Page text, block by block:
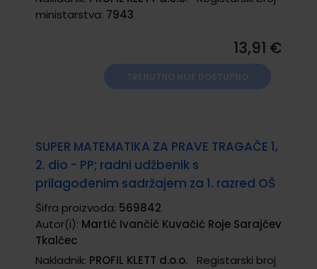
ministarstva: 7943
13,91 €
SUPER MATEMATIKA ZA PRAVE TRAGAČE 1,
2. dio - PP; radni udžbenik s
prilagođenim sadržajem za 1. razred OŠ
Šifra proizvoda: 569842
Autor(i): Martić Ivančić Kuvačić Roje Sarajčev
Tkalčec
Nakladnik: PROFIL KLETT d.o.o.
Registarski broj